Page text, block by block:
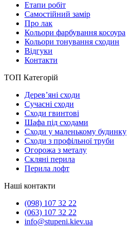
Етапи робіт
Самостійний замір
Про лак
Кольори фарбування косоура
Кольори тонування сходин
Відгуки
Контакти
ТОП Категорій
Дерев’яні сходи
Сучасні сходи
Сходи гвинтові
Шафа під сходами
Сходи у маленькому будинку
Сходи з профільної труби
Огорожа з металу
Скляні перила
Перила лофт
Наші контакти
(098) 107 32 22
(063) 107 32 22
info@stupeni.kiev.ua